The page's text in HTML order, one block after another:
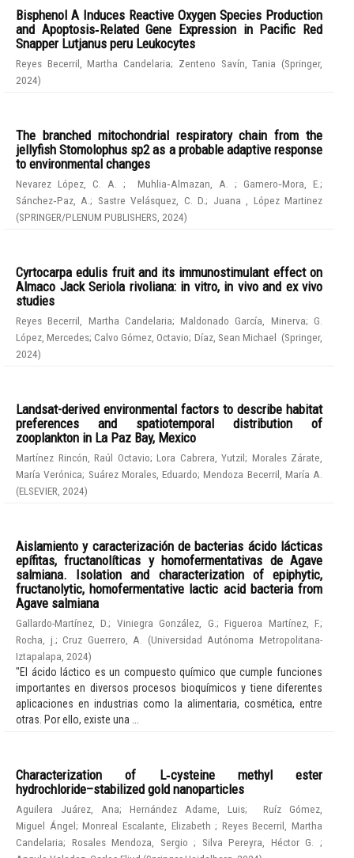
Bisphenol A Induces Reactive Oxygen Species Production
and Apoptosis‑Related Gene Expression in Pacific Red
Snapper Lutjanus peru Leukocytes
Reyes Becerril, Martha Candelaria; Zenteno Savín, Tania (Springer,
2024)
The branched mitochondrial respiratory chain from the
jellyfish Stomolophus sp2 as a probable adaptive response
to environmental changes
Nevarez López, C. A. ; Muhlia‑Almazan, A.;Gamero‑Mora, E.;
Sánchez‑Paz, A.; Sastre Velásquez, C. D.; Juana , López Martinez
(SPRINGER/PLENUM PUBLISHERS 2024)
Cyrtocarpa edulis fruit and its immunostimulant effect on
Almaco Jack Seriola rivoliana: in vitro, in vivo and ex vivo
studies
Reyes Becerril, Martha Candelaria;Maldonado García, Minerva;G.
López, Mercedes;Calvo Gómez, Octavio; Díaz, Sean Michael (Springer,
2024)
Landsat-derived environmental factors to describe habitat
preferences and spatiotemporal distribution of
zooplankton in La Paz Bay, Mexico
Martínez Rincón, Raúl Octavio; Lora Cabrera, Yutzil; Morales Zárate,
María Verónica; Suárez Morales, Eduardo;Mendoza Becerril, María A.
(ELSEVIER 2024)
Aislamiento y caracterización de bacterias ácido lácticas
epífitas, fructanolíticas y homofermentativas de Agave
salmiana. Isolation and characterization of epiphytic,
fructanolytic, homofermentative lactic acid bacteria from
Agave salmiana
Gallardo-Martínez, D.; Viniegra González, G. ;Figueroa Martínez, F.;
Rocha, j. ;Cruz Guerrero, A. (Universidad Autónoma Metropolitana-
Iztapalapa 2024)
"El ácido láctico es un compuesto químico que cumple funciones
importantes en diversos procesos bioquímicos y tiene diferentes
aplicaciones en industrias como la alimentaria, cosmética, entre
otras. Por ello, existe una ...
Characterization of L‑cysteine methyl ester
hydrochloride–stabilized gold nanoparticles
Aguilera Juárez, Ana; Hernández Adame, Luis;
Ruíz Gómez,
Miguel Ángel;Monreal Escalante, Elizabeth; Reyes Becerril, Martha
Candelaria; Rosales Mendoza, Sergio; Silva Pereyra, Héctor G.;